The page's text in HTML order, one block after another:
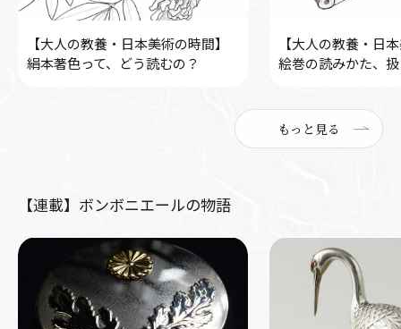
【大人の教養・日本美術の時間】
絹本著色って、どう読むの？
【大人の教養・日
絵巻の読みかた、
もっと見る
【連載】ボンボニエールの物語